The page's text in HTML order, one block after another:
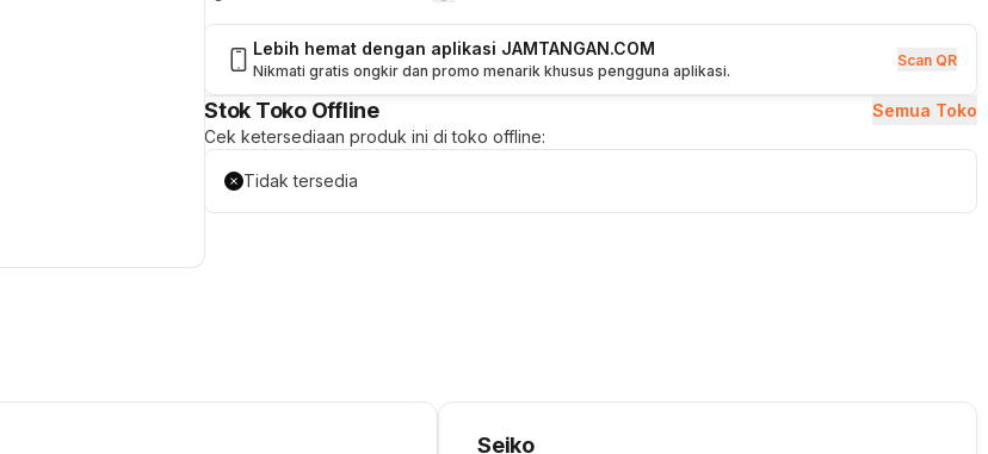
Lebih hemat dengan aplikasi JAMTANGAN.COM
Nikmati gratis ongkir dan promo menarik khusus pengguna aplikasi.
Scan QR
Stok Toko Offline
Semua Toko
Cek ketersediaan produk ini di toko offline:
Tidak tersedia
Seiko